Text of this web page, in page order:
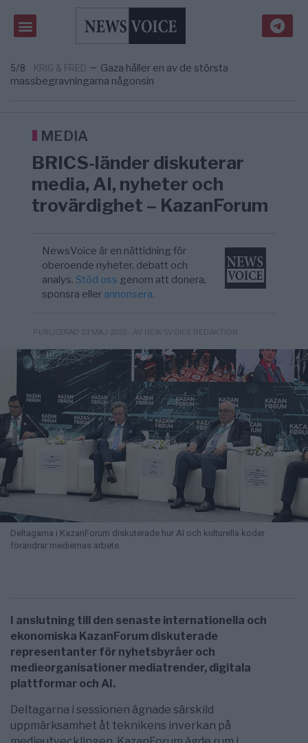
6/8 UNITED STATES
Tucker Carlson: ”It’s Time to Save
America” – Finally
—
Elsa Widding: Risken att dras in i krig borde
5/8 KRIG & FRED — Gaza håller en av de största
massbegravningarna någonsin
om amerikansk påverkan
America” – Finally
MEDIA
BRICS-länder diskuterar
media, AI, nyheter och
trovärdighet – KazanForum
NewsVoice är en nättidning för
oberoende nyheter, debatt och
analys.Stöd oss genom att donera,
sponsra eller annonsera.
PUBLICERAD 23 MAJ 2025 - AV NEWSVOICE REDAKTION
Deltagarna i KazanForum diskuterade hur AI och kulturella koder
förändrar mediernas arbete.
I anslutning till den senaste internationella och
ekonomiska KazanForum diskuterade
representanter för nyhetsbyråer och
medieorganisationer mediatrender, digitala
plattformar och AI.
Deltagarna i sessionen ägnade särskild
uppmärksamhet åt teknikens inverkan på